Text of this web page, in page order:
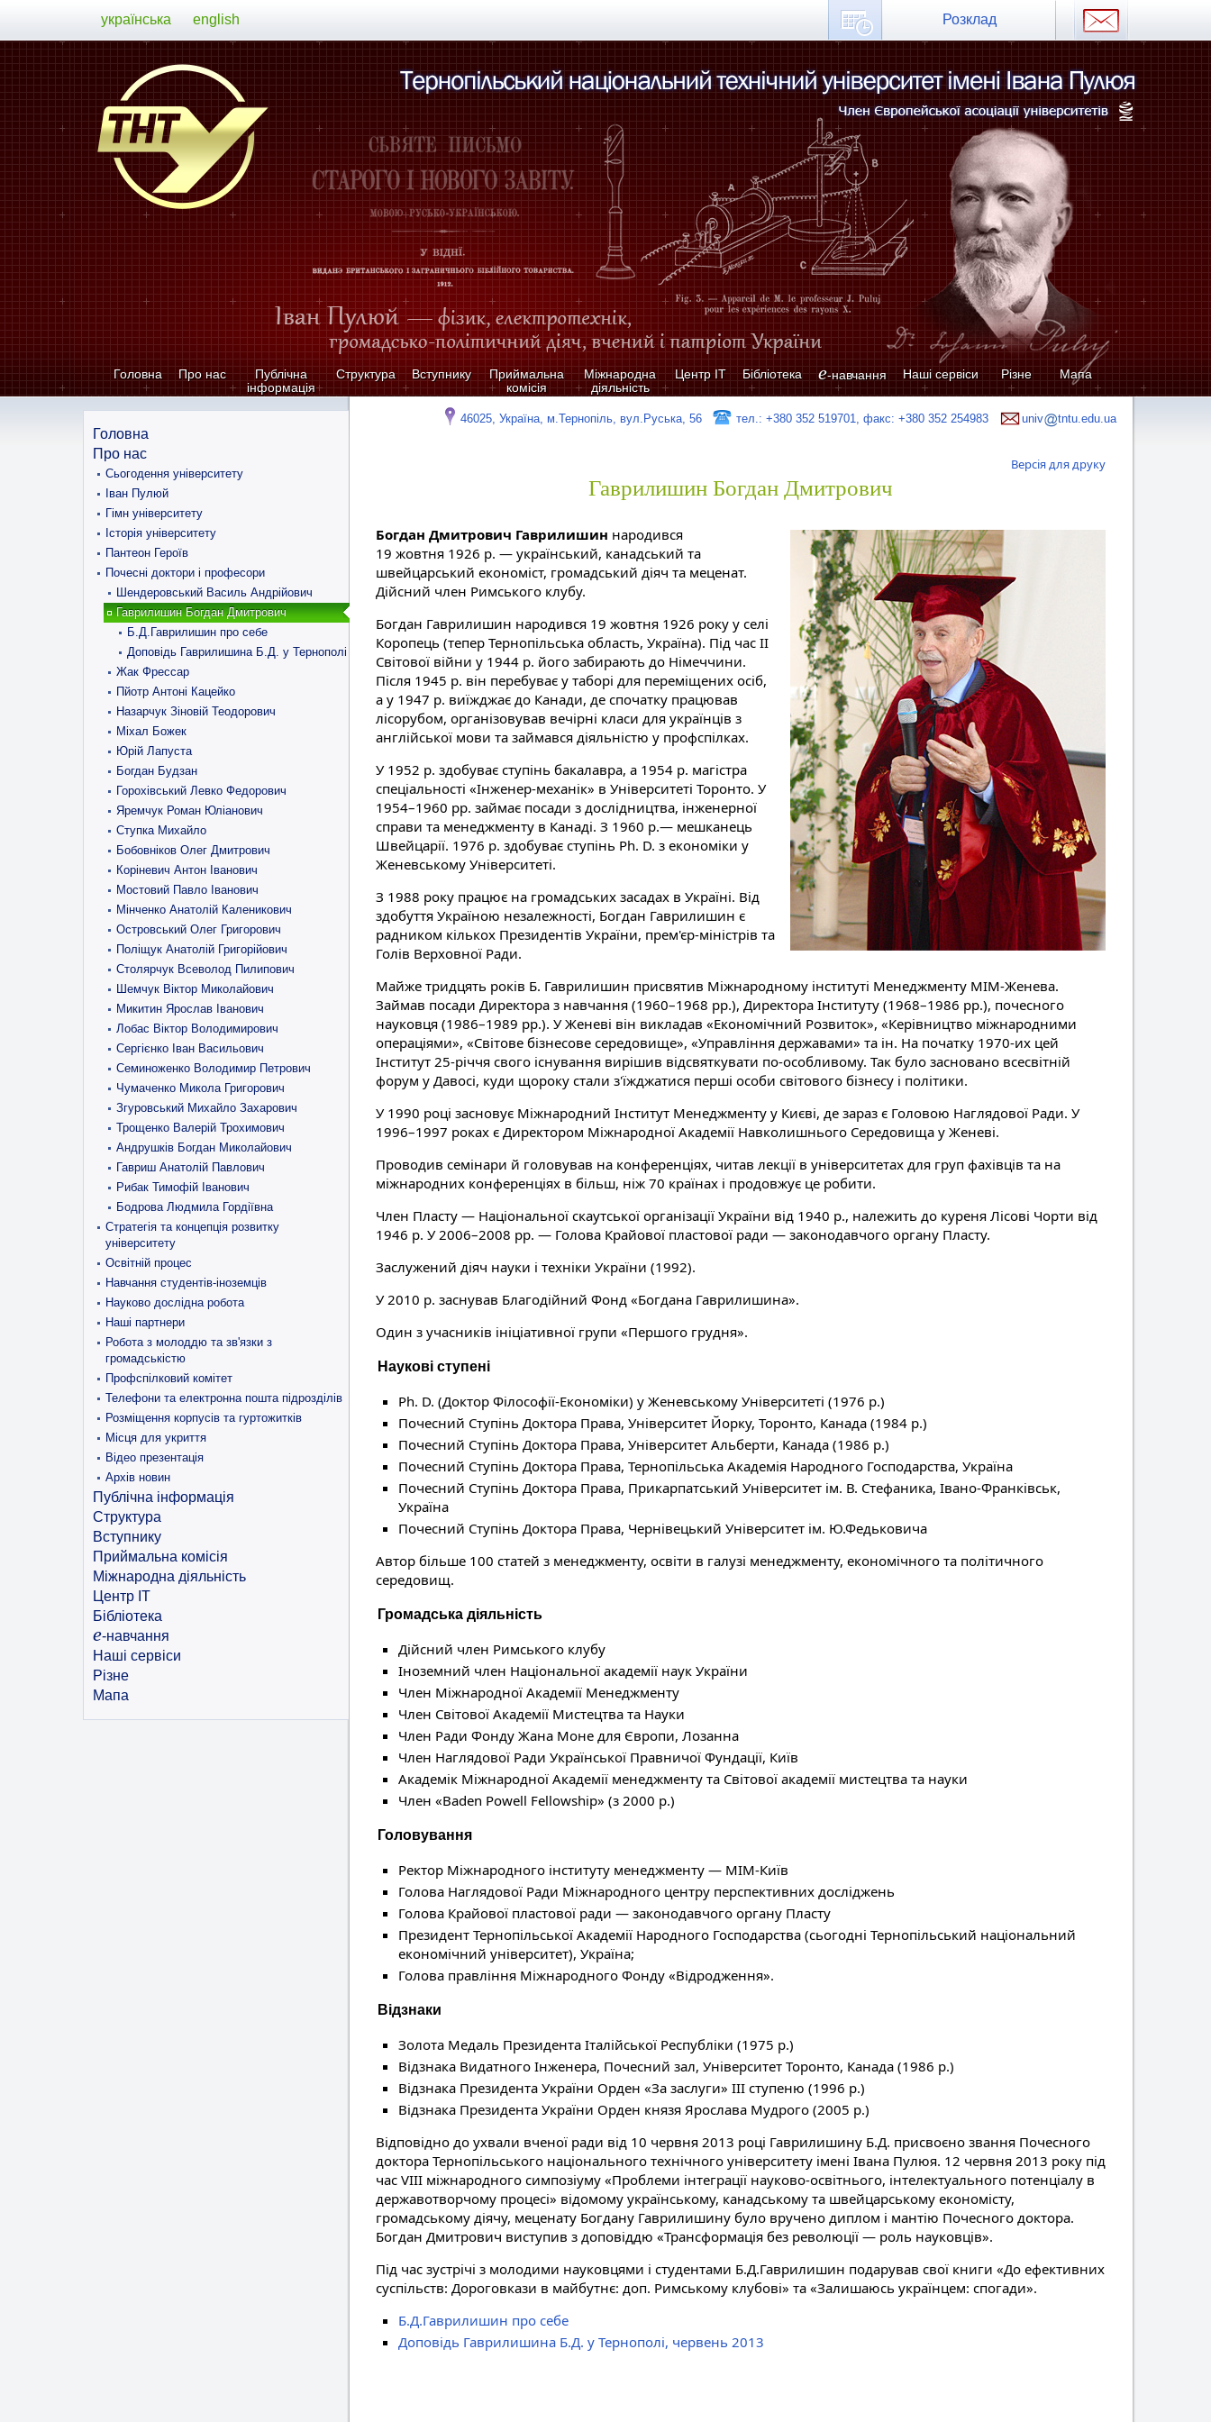
Розклад
українська english
Головна Про нас
Публічна
інформація
Структура Вступнику
Приймальна
комісія
Міжнародна
діяльність
Центр ІТ Бібліотека e-навчання Наші сервіси Різне Мапа
Головна
Про нас
Сьогодення університету
Іван Пулюй
Гімн університету
Історія університету
Пантеон Героїв
Почесні доктори і професори
Шендеровський Василь Андрійович
Гаврилишин Богдан Дмитрович
Б.Д.Гаврилишин про себе
Доповідь Гаврилишина Б.Д. у Тернополі
Жак Фрессар
Пйотр Антоні Кацейко
Назарчук Зіновій Теодорович
Міхал Божек
Юрій Лапуста
Богдан Будзан
Горохівський Левко Федорович
Яремчук Роман Юліанович
Ступка Михайло
Бобовніков Олег Дмитрович
Коріневич Антон Іванович
Мостовий Павло Іванович
Мінченко Анатолій Каленикович
Островський Олег Григорович
Поліщук Анатолій Григорійович
Столярчук Всеволод Пилипович
Шемчук Віктор Миколайович
Микитин Ярослав Іванович
Лобас Віктор Володимирович
Сергієнко Іван Васильович
Семиноженко Володимир Петрович
Чумаченко Микола Григорович
Згуровський Михайло Захарович
Трощенко Валерій Трохимович
Андрушків Богдан Миколайович
Гавриш Анатолій Павлович
Рибак Тимофій Іванович
Бодрова Людмила Гордіївна
Стратегія та концепція розвитку
університету
Освітній процес
Навчання студентів-іноземців
Науково дослідна робота
Наші партнери
Робота з молоддю та зв'язки з
громадськістю
Профспілковий комітет
Телефони та електронна пошта підрозділів
Розміщення корпусів та гуртожитків
Місця для укриття
Відео презентація
Архів новин
Публічна інформація
Структура
Вступнику
Приймальна комісія
Міжнародна діяльність
Центр ІТ
Бібліотека
e-навчання
Наші сервіси
Різне
Мапа
46025, Україна, м.Тернопіль, вул.Руська, 56 тел.: +380 352 519701, факс: +380 352 254983 univ tntu.edu.ua
Версія для друку
Гаврилишин Богдан Дмитрович
Богдан Дмитрович Гаврилишин народився
19 жовтня 1926 р. — український, канадський та
швейцарський економіст, громадський діяч та меценат.
Дійсний член Римського клубу.
Богдан Гаврилишин народився 19 жовтня 1926 року у селі
Коропець (тепер Тернопільська область, Україна). Під час ІІ
Світової війни у 1944 р. його забирають до Німеччини.
Після 1945 р. він перебуває у таборі для переміщених осіб,
а у 1947 р. виїжджає до Канади, де спочатку працював
лісорубом, організовував вечірні класи для українців з
англійської мови та займався діяльністю у профспілках.
У 1952 р. здобуває ступінь бакалавра, а 1954 р. магістра
спеціальності «Інженер-механік» в Університеті Торонто. У
1954–1960 рр. займає посади з дослідництва, інженерної
справи та менеджменту в Канаді. З 1960 р.— мешканець
Швейцарії. 1976 р. здобуває ступінь Ph. D. з економіки у
Женевському Університеті.
З 1988 року працює на громадських засадах в Україні. Від
здобуття Україною незалежності, Богдан Гаврилишин є
радником кількох Президентів України, прем'єр-міністрів та
Голів Верховної Ради.
Майже тридцять років Б. Гаврилишин присвятив Міжнародному інституті Менеджменту МІМ-Женева.
Займав посади Директора з навчання (1960–1968 рр.), Директора Інституту (1968–1986 рр.), почесного
науковця (1986–1989 рр.). У Женеві він викладав «Економічний Розвиток», «Керівництво міжнародними
операціями», «Світове бізнесове середовище», «Управління державами» та ін. На початку 1970-их цей
Інститут 25-річчя свого існування вирішив відсвяткувати по-особливому. Так було засновано всесвітній
форум у Давосі, куди щороку стали з'їжджатися перші особи світового бізнесу і політики.
У 1990 році засновує Міжнародний Інститут Менеджменту у Києві, де зараз є Головою Наглядової Ради. У
1996–1997 роках є Директором Міжнародної Академії Навколишнього Середовища у Женеві.
Проводив семінари й головував на конференціях, читав лекції в університетах для груп фахівців та на
міжнародних конференціях в більш, ніж 70 країнах і продовжує це робити.
Член Пласту — Національної скаутської організації України від 1940 р., належить до куреня Лісові Чорти від
1946 р. У 2006–2008 рр. — Голова Крайової пластової ради — законодавчого органу Пласту.
Заслужений діяч науки і техніки України (1992).
У 2010 р. заснував Благодійний Фонд «Богдана Гаврилишина».
Один з учасників ініціативної групи «Першого грудня».
Наукові ступені
Ph. D. (Доктор Філософії-Економіки) у Женевському Університеті (1976 р.)
Почесний Ступінь Доктора Права, Університет Йорку, Торонто, Канада (1984 р.)
Почесний Ступінь Доктора Права, Університет Альберти, Канада (1986 р.)
Почесний Ступінь Доктора Права, Тернопільська Академія Народного Господарства, Україна
Почесний Ступінь Доктора Права, Прикарпатський Університет ім. В. Стефаника, Івано-Франківськ,
Україна
Почесний Ступінь Доктора Права, Чернівецький Університет ім. Ю.Федьковича
Автор більше 100 статей з менеджменту, освіти в галузі менеджменту, економічного та політичного
середовищ.
Громадська діяльність
Дійсний член Римського клубу
Іноземний член Національної академії наук України
Член Міжнародної Академії Менеджменту
Член Світової Академії Мистецтва та Науки
Член Ради Фонду Жана Моне для Європи, Лозанна
Член Наглядової Ради Української Правничої Фундації, Київ
Академік Міжнародної Академії менеджменту та Світової академії мистецтва та науки
Член «Baden Powell Fellowship» (з 2000 р.)
Головування
Ректор Міжнародного інституту менеджменту — МІМ-Київ
Голова Наглядової Ради Міжнародного центру перспективних досліджень
Голова Крайової пластової ради — законодавчого органу Пласту
Президент Тернопільської Академії Народного Господарства (сьогодні Тернопільський національний
економічний університет), Україна;
Голова правління Міжнародного Фонду «Відродження».
Відзнаки
Золота Медаль Президента Італійської Республіки (1975 р.)
Відзнака Видатного Інженера, Почесний зал, Університет Торонто, Канада (1986 р.)
Відзнака Президента України Орден «За заслуги» ІІІ ступеню (1996 р.)
Відзнака Президента України Орден князя Ярослава Мудрого (2005 р.)
Відповідно до ухвали вченої ради від 10 червня 2013 році Гаврилишину Б.Д. присвоєно звання Почесного
доктора Тернопільського національного технічного університету імені Івана Пулюя. 12 червня 2013 року під
час VІІІ міжнародного симпозіуму «Проблеми інтеграції науково-освітнього, інтелектуального потенціалу в
державотворчому процесі» відомому українському, канадському та швейцарському економісту,
громадському діячу, меценату Богдану Гаврилишину було вручено диплом і мантію Почесного доктора.
Богдан Дмитрович виступив з доповіддю «Трансформація без революції — роль науковців».
Під час зустрічі з молодими науковцями і студентами Б.Д.Гаврилишин подарував свої книги «До ефективних
суспільств: Дороговкази в майбутнє: доп. Римському клубові» та «Залишаюсь українцем: спогади».
Б.Д.Гаврилишин про себе
Доповідь Гаврилишина Б.Д. у Тернополі, червень 2013